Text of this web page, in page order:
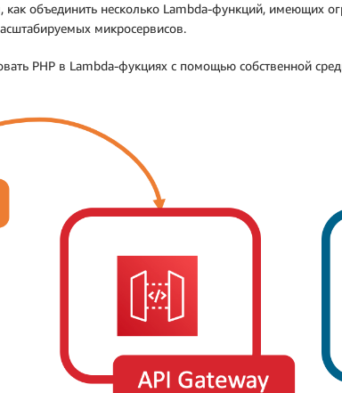
объединить несколько Lambda-функций, имеющих
микросервисов.
PHP в Lambda-фукциях с помощью собственной